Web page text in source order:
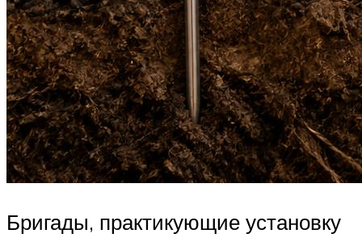
Бригады, практикующие установку